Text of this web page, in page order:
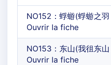
NO152：蜉蝣(蜉蝣之
Ouvrir la fiche
NO153：东山(我徂东
Ouvrir la fiche